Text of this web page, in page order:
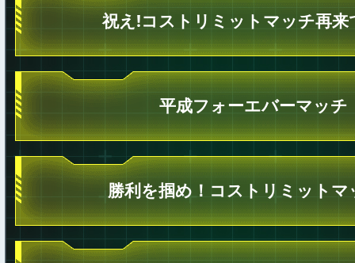
祝え!コストリミットマッチ再来
平成フォーエバーマッチ
勝利を掴め！コストリミットマ